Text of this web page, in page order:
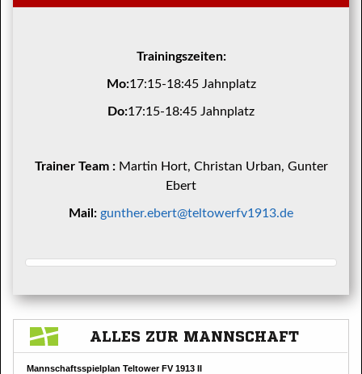
Trainingszeiten:
Mo:17:15-18:45 Jahnplatz
Do:17:15-18:45 Jahnplatz
Trainer Team : Martin Hort, Christan Urban, Gunter
Ebert
Mail: gunther.ebert@teltowerfv1913.de